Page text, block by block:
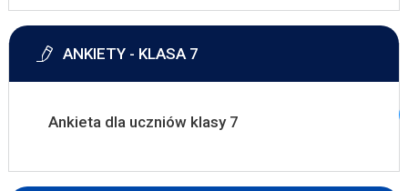
ANKIETY - KLASA 7
Ankieta dla uczniów klasy 7